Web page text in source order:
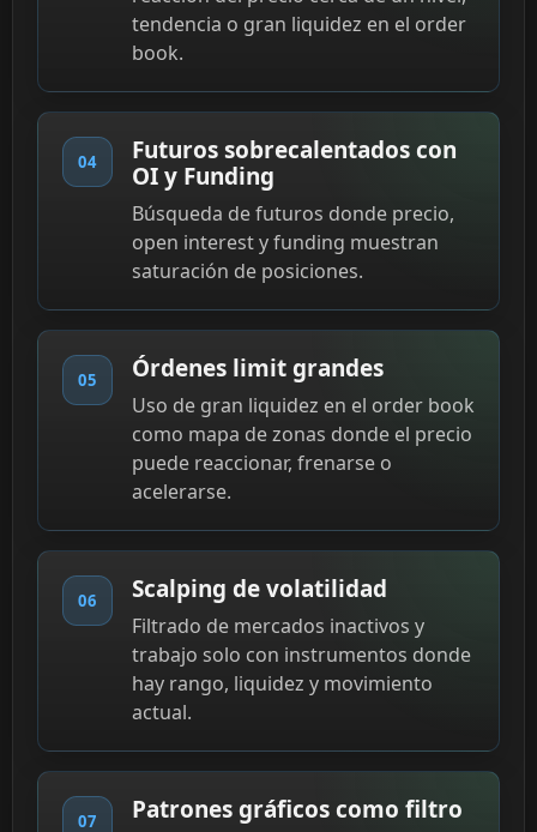
tendencia o gran liquidez en el order
book.
04
Futuros sobrecalentados con
OI y Funding
Búsqueda de futuros donde precio,
open interest y funding muestran
saturación de posiciones.
05 Órdenes limit grandes
Uso de gran liquidez en el order book
como mapa de zonas donde el precio
puede reaccionar, frenarse o
acelerarse.
06 Scalping de volatilidad
Filtrado de mercados inactivos y
trabajo solo con instrumentos donde
hay rango, liquidez y movimiento
actual.
07 Patrones gráficos como filtro